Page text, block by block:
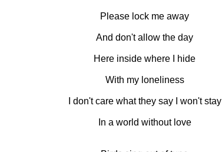
Please lock me away
And don't allow the day
Here inside where I hide
With my loneliness
I don't care what they say I won't stay
In a world without love